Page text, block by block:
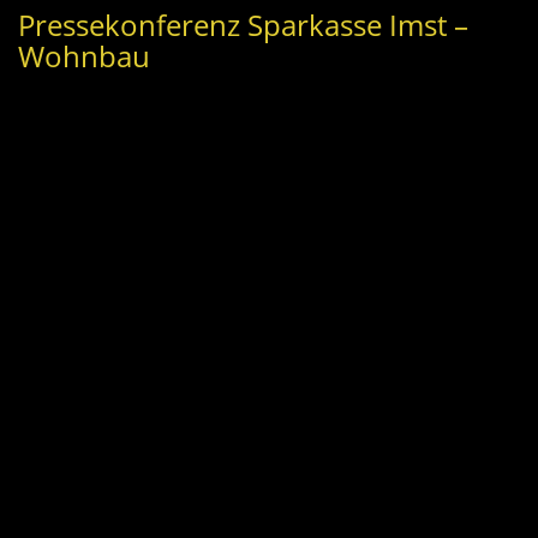
Pressekonferenz Sparkasse Imst –
Wohnbau